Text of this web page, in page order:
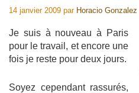
14 janvier 2009 par Horacio Gonzalez
Je suis à nouveau à Paris
pour le travail, et encore une
fois je reste pour deux jours.
Soyez cependant rassurés,